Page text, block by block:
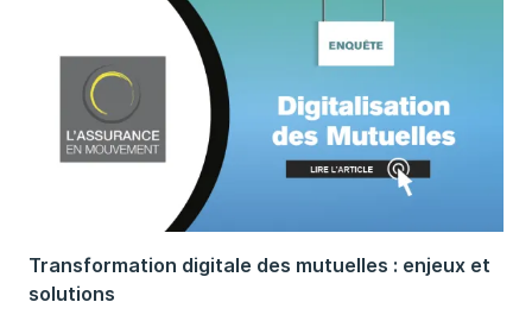
Transformation digitale des mutuelles : enjeux et
solutions